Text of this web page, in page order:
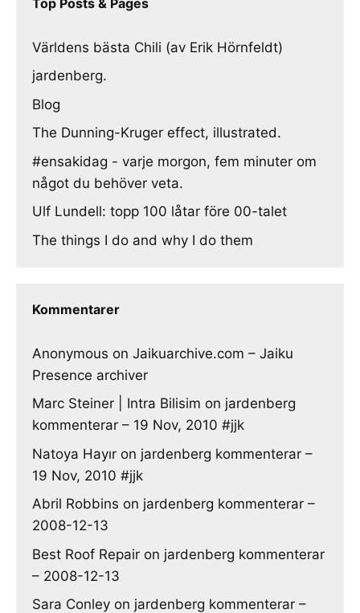
Världens bästa Chili (av Erik Hörnfeldt)
jardenberg.
Blog
The Dunning-Kruger effect, illustrated.
#ensakidag - varje morgon, fem minuter om
något du behöver veta.
Ulf Lundell: topp 100 låtar före 00-talet
The things I do and why I do them
Kommentarer
Anonymous on Jaikuarchive.com – Jaiku
Presence archiver
Marc Steiner | Intra Bilisim on jardenberg
kommenterar – 19 Nov, 2010 #jjk
Natoya Hayır on jardenberg kommenterar –
19 Nov, 2010 #jjk
Abril Robbins on jardenberg kommenterar –
2008-12-13
Best Roof Repair on jardenberg kommenterar
– 2008-12-13
Sara Conley on jardenberg kommenterar –